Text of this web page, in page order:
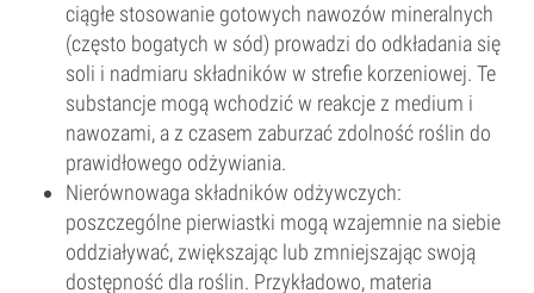
ciągłe stosowanie gotowych nawozów mineralnych
(często bogatych w sód) prowadzi do odkładania się
soli i nadmiaru składników w strefie korzeniowej. Te
substancje mogą wchodzić w reakcje z medium i
nawozami, a z czasem zaburzać zdolność roślin do
prawidłowego odżywiania.
Nierównowaga składników odżywczych:
poszczególne pierwiastki mogą wzajemnie na siebie
oddziaływać, zwiększając lub zmniejszając swoją
dostępność dla roślin. Przykładowo, materia